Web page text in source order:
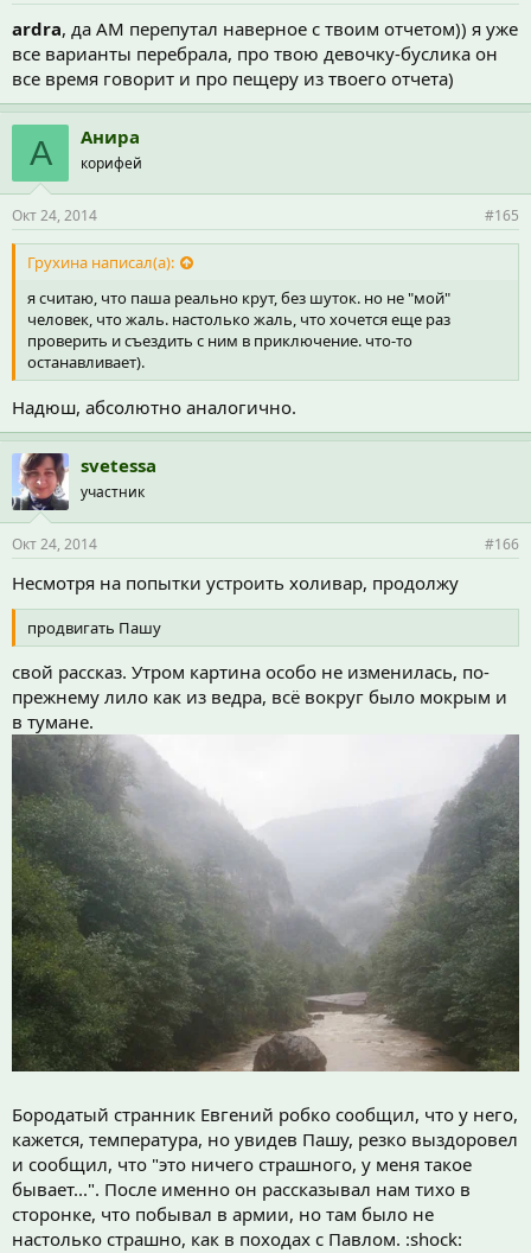
ardra, да АМ перепутал наверное с твоим отчетом)) я уже
все варианты перебрала, про твою девочку-буслика он
все время говорит и про пещеру из твоего отчета)
А Анира
корифей
Окт 24, 2014 #165
Грухина написал(а):
я считаю, что паша реально крут, без шуток. но не "мой"
человек, что жаль. настолько жаль, что хочется еще раз
проверить и съездить с ним в приключение. что-то
останавливает).
Надюш, абсолютно аналогично.
svetessa
участник
Окт 24, 2014 #166
Несмотря на попытки устроить холивар, продолжу
продвигать Пашу
свой рассказ. Утром картина особо не изменилась, по-
прежнему лило как из ведра, всё вокруг было мокрым и
в тумане.
Бородатый странник Евгений робко сообщил, что у него,
кажется, температура, но увидев Пашу, резко выздоровел
и сообщил, что "это ничего страшного, у меня такое
бывает...". После именно он рассказывал нам тихо в
сторонке, что побывал в армии, но там было не
настолько страшно, как в походах с Павлом. :shock: